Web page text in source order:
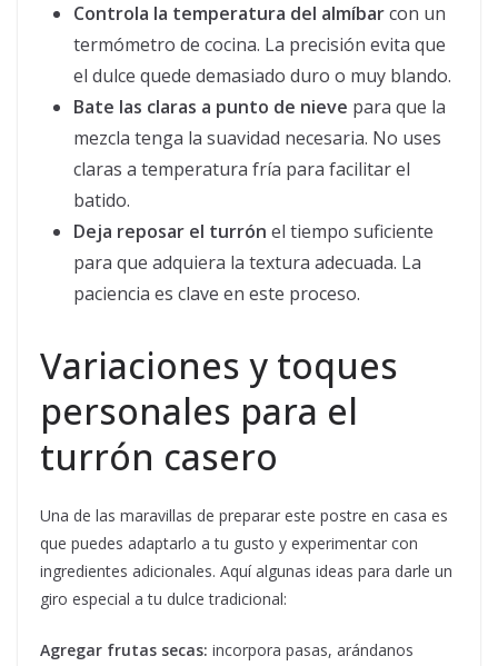
Controla la temperatura del almíbarcon un
termómetro de cocina. La precisión evita que
el dulce quede demasiado duro o muy blando.
Bate las claras a punto de nieve para que la
mezcla tenga la suavidad necesaria. No uses
claras a temperatura fría para facilitar el
batido.
Deja reposar el turrón el tiempo suficiente
para que adquiera la textura adecuada. La
paciencia es clave en este proceso.
Variaciones y toques
personales para el
turrón casero
Una de las maravillas de preparar este postre en casa es
que puedes adaptarlo a tu gusto y experimentar con
ingredientes adicionales. Aquí algunas ideas para darle un
giro especial a tu dulce tradicional:
Agregar frutas secas: incorpora pasas, arándanos